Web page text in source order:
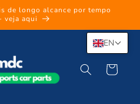
de longo alcance por tempo
veja aqui
Cart
EN